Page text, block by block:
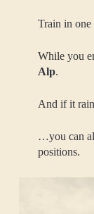
Train in one
While you
Alp.
And if it
…you can
positions.